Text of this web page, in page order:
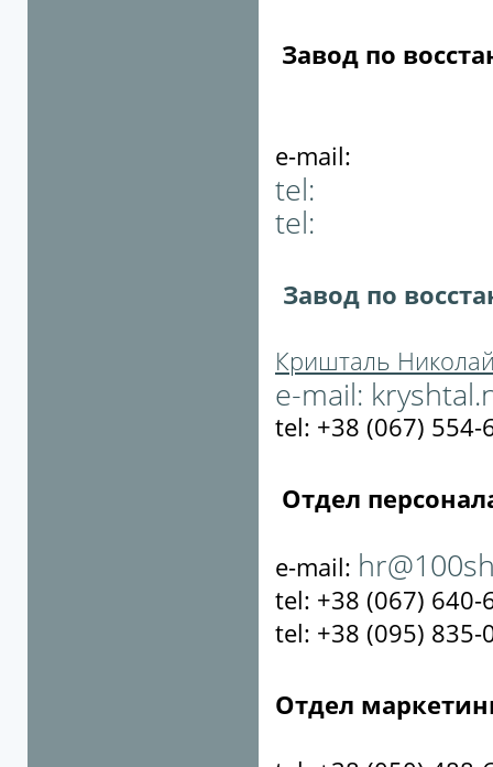
Завод по
e-mail:
tel:
tel:
Завод по
Кришталь
e-mail:
tel: +38 (067) 554-
Отдел
e-mail:
tel: +38 (067) 640-
tel: +38 (095) 835-
Отдел